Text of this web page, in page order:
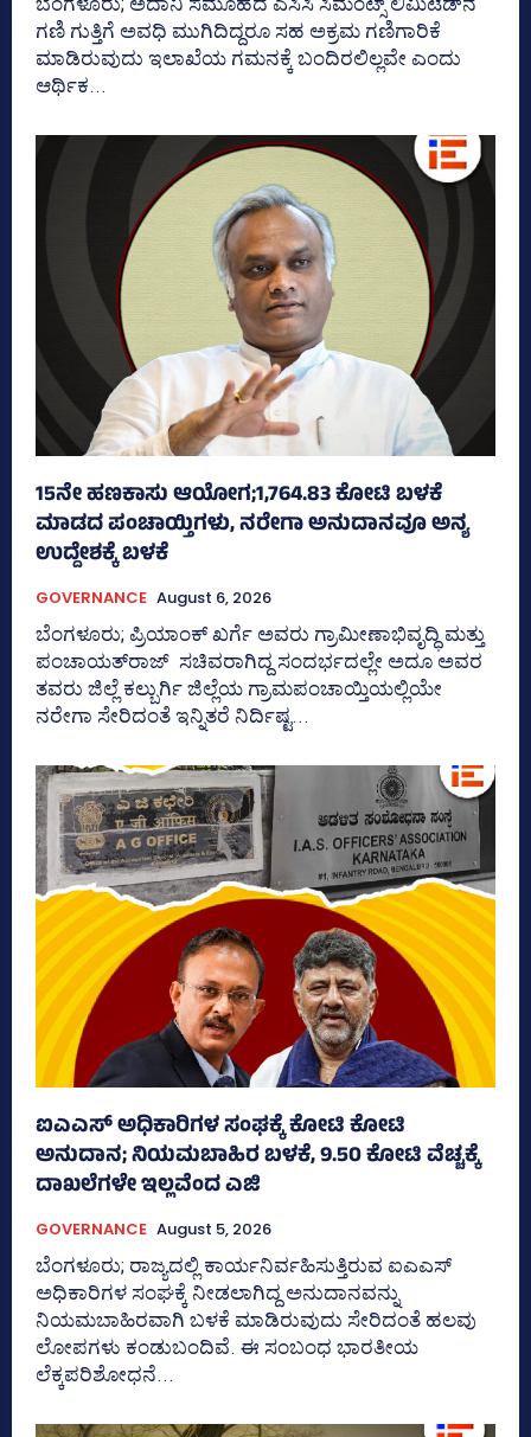
ಗಣಿ ಗುತ್ತಿಗೆ ಅವಧಿ ಮುಗಿದಿದ್ದರೂ ಸಹ ಅಕ್ರಮ ಗಣಿಗಾರಿಕೆ
ಮಾಡಿರುವುದು ಇಲಾಖೆಯ ಗಮನಕ್ಕೆ ಬಂದಿರಲಿಲ್ಲವೇ ಎಂದು
ಆರ್ಥಿಕ...
15ನೇ ಹಣಕಾಸು ಆಯೋಗ;1,764.83 ಕೋಟಿ ಬಳಕೆ
ಮಾಡದ ಪಂಚಾಯ್ತಿಗಳು, ನರೇಗಾ ಅನುದಾನವೂ ಅನ್ಯ
ಉದ್ದೇಶಕ್ಕೆ ಬಳಕೆ
GOVERNANCE August 6, 2026
ಬೆಂಗಳೂರು; ಪ್ರಿಯಾಂಕ್‌ ಖರ್ಗೆ ಅವರು ಗ್ರಾಮೀಣಾಭಿವೃದ್ಧಿ ಮತ್ತು
ಪಂಚಾಯತ್‌ರಾಜ್‌ ಸಚಿವರಾಗಿದ್ದ ಸಂದರ್ಭದಲ್ಲೇ ಅದೂ ಅವರ
ತವರು ಜಿಲ್ಲೆ ಕಲ್ಬುರ್ಗಿ ಜಿಲ್ಲೆಯ ಗ್ರಾಮಪಂಚಾಯ್ತಿಯಲ್ಲಿಯೇ
ನರೇಗಾ ಸೇರಿದಂತೆ ಇನ್ನಿತರೆ ನಿರ್ದಿಷ್ಟ...
ಐಎಎಸ್‌ ಅಧಿಕಾರಿಗಳ ಸಂಘಕ್ಕೆ ಕೋಟಿ ಕೋಟಿ
ಅನುದಾನ; ನಿಯಮಬಾಹಿರ ಬಳಕೆ, 9.50 ಕೋಟಿ ವೆಚ್ಚಕ್ಕೆ
ದಾಖಲೆಗಳೇ ಇಲ್ಲವೆಂದ ಎಜಿ
GOVERNANCE August 5, 2026
ಬೆಂಗಳೂರು; ರಾಜ್ಯದಲ್ಲಿ ಕಾರ್ಯನಿರ್ವಹಿಸುತ್ತಿರುವ ಐಎಎಸ್‌
ಅಧಿಕಾರಿಗಳ ಸಂಘಕ್ಕೆ ನೀಡಲಾಗಿದ್ದ ಅನುದಾನವನ್ನು
ನಿಯಮಬಾಹಿರವಾಗಿ ಬಳಕೆ ಮಾಡಿರುವುದು ಸೇರಿದಂತೆ ಹಲವು
ಲೋಪಗಳು ಕಂಡುಬಂದಿವೆ. ಈ ಸಂಬಂಧ ಭಾರತೀಯ
ಲೆಕ್ಕಪರಿಶೋಧನೆ...